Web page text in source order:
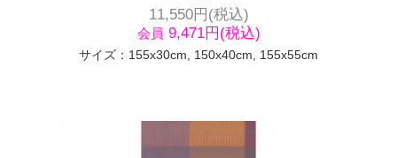
11,550円(税込)
会員 9,471円(税込)
サイズ：155x30cm, 150x40cm, 155x55cm